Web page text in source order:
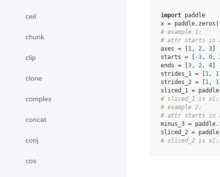
ceil
chunk
clip
clone
complex
concat
conj
cos
import paddle
x = paddle. zeros (
# example 1:
# attr starts is a
axes = 1, 2, 3
starts = -3, 0,
ends = 3, 2, 4
strides_1 = 1, 1
strides_2 = 1, 1
sliced_1 = paddle
# sliced_1 is
# example 2:
# attr starts is a
minus_3 = paddle.
sliced_2 = paddle
# sliced_2 is